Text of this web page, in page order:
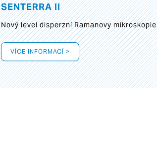
SENTERRA II
Nový level disperzní Ramanovy mikroskopie
VÍCE INFORMACÍ >